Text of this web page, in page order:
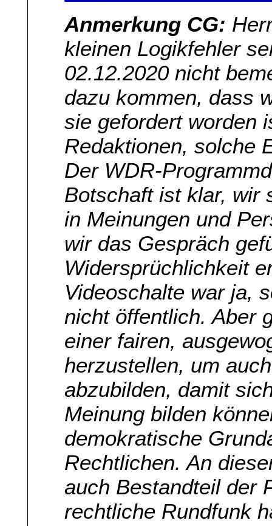
Anmerkung CG:
kleinen Logikfehler
02.12.2020 nicht
dazu kommen, dass
sie gefordert worden
Redaktionen, solche
Der WDR-
Botschaft ist klar, wir
in Meinungen und
wir das Gespräch
Widersprüchlichkeit
Videoschalte war ja,
nicht öffentlich. Aber
einer fairen,
herzustellen, um
abzubilden, damit
Meinung bilden
demokratische
Rechtlichen. An
auch Bestandteil der
rechtliche Rundfunk